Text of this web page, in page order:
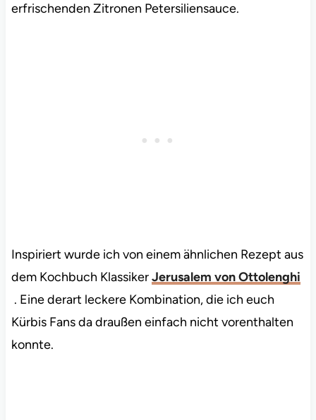
erfrischenden Zitronen Petersiliensauce.
Inspiriert wurde ich von einem ähnlichen Rezept aus
dem Kochbuch KlassikerJerusalem von Ottolenghi
. Eine derart leckere Kombination, die ich euch
Kürbis Fans da draußen einfach nicht vorenthalten
konnte.